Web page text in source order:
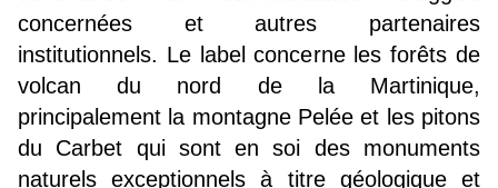
concernées et autres partenaires
institutionnels. Le label concerne les forêts de
volcan du nord de la Martinique,
principalement la montagne Pelée et les pitons
du Carbet qui sont en soi des monuments
naturels exceptionnels à titre géologique et